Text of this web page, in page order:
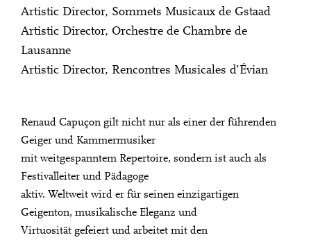
Artistic Director, Sommets Musicaux de Gstaad
Artistic Director, Orchestre de Chambre de
Lausanne
Artistic Director, Rencontres Musicales d’Évian
Renaud Capuçon gilt nicht nur als einer der führenden
Geiger und Kammermusiker
mit weitgespanntem Repertoire, sondern ist auch als
Festivalleiter und Pädagoge
aktiv. Weltweit wird er für seinen einzigartigen
Geigenton, musikalische Eleganz und
Virtuosität gefeiert und arbeitet mit den